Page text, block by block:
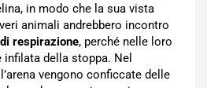
in modo che la sua vista
animali andrebbero incontro
respirazione, perché nelle loro
della stoppa. Nel
vengono conficcate delle